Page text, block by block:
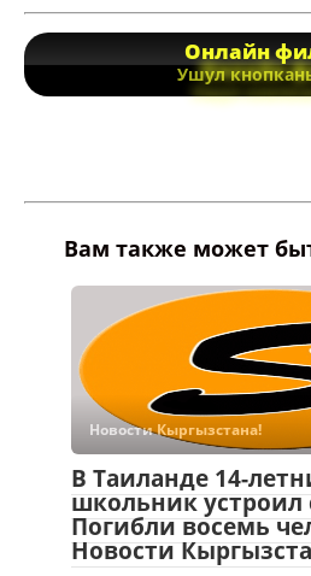
Онлайн
Ушул
Вам также может
Новости Кыргызстана!
В Таиланде 14-
школьник устроил
Погибли восемь
Новости